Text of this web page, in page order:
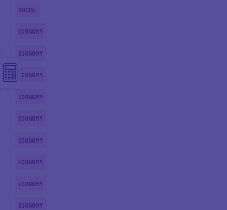
SOCIAL
ECONOMY
ECONOMY
ECONOMY
ECONOMY
ECONOMY
ECONOMY
ECONOMY
ECONOMY
ECONOMY